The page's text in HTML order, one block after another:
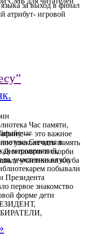
Час памяти,
— это важное
увековечить память
Дня памяти и скорби
участников клуба
за выход в финал
атрибут- игровой
Сегодня в
мероприятий,
участники клуба
побывали
Президента
первое знакомство
форме дети